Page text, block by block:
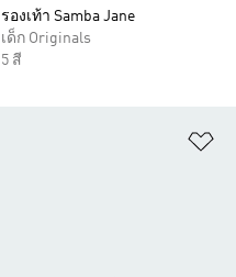
รองเท้า Samba Jane
เด็ก Originals
5 สี